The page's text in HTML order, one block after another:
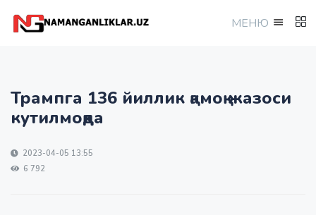
МEНЮ
Трампга 136 йиллик қамоқ жазоси
кутилмоқда
2023-04-05 13:55
6 792